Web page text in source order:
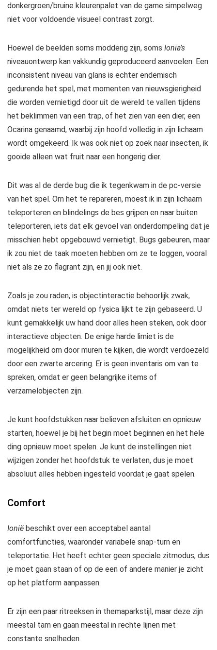
donkergroen/bruine kleurenpalet van de game simpelweg
niet voor voldoende visueel contrast zorgt.
Hoewel de beelden soms modderig zijn, soms Ionia’s
niveauontwerp kan vakkundig geproduceerd aanvoelen. Een
inconsistent niveau van glans is echter endemisch
gedurende het spel, met momenten van nieuwsgierigheid
die worden vernietigd door uit de wereld te vallen tijdens
het beklimmen van een trap, of het zien van een dier, een
Ocarina genaamd, waarbij zijn hoofd volledig in zijn lichaam
wordt omgekeerd. Ik was ook niet op zoek naar insecten, ik
gooide alleen wat fruit naar een hongerig dier.
Dit was al de derde bug die ik tegenkwam in de pc-versie
van het spel. Om het te repareren, moest ik in zijn lichaam
teleporteren en blindelings de bes grijpen en naar buiten
teleporteren, iets dat elk gevoel van onderdompeling dat je
misschien hebt opgebouwd vernietigt. Bugs gebeuren, maar
ik zou niet de taak moeten hebben om ze te loggen, vooral
niet als ze zo flagrant zijn, en jij ook niet.
Zoals je zou raden, is objectinteractie behoorlijk zwak,
omdat niets ter wereld op fysica lijkt te zijn gebaseerd. U
kunt gemakkelijk uw hand door alles heen steken, ook door
interactieve objecten. De enige harde limiet is de
mogelijkheid om door muren te kijken, die wordt verdoezeld
door een zwarte arcering. Er is geen inventaris om van te
spreken, omdat er geen belangrijke items of
verzamelobjecten zijn.
Je kunt hoofdstukken naar believen afsluiten en opnieuw
starten, hoewel je bij het begin moet beginnen en het hele
ding opnieuw moet spelen. Je kunt de instellingen niet
wijzigen zonder het hoofdstuk te verlaten, dus je moet
absoluut alles hebben ingesteld voordat je gaat spelen.
Comfort
Ionië beschikt over een acceptabel aantal
comfortfuncties, waaronder variabele snap-turn en
teleportatie. Het heeft echter geen speciale zitmodus, dus
je moet gaan staan ​​​​of op de een of andere manier je zicht
op het platform aanpassen.
Er zijn een paar ritreeksen in themaparkstijl, maar deze zijn
meestal tam en gaan meestal in rechte lijnen met
constante snelheden.